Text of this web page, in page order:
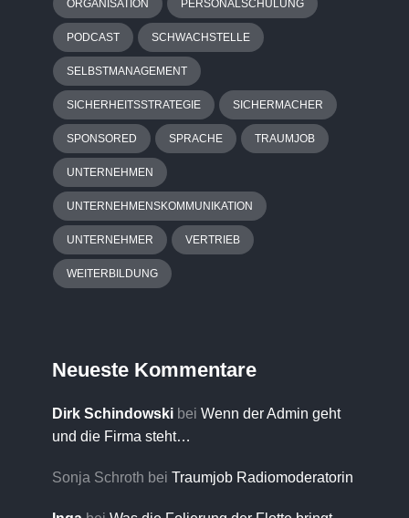
ORGANISATION PERSONALSCHULUNG
PODCAST SCHWACHSTELLE
SELBSTMANAGEMENT
SICHERHEITSSTRATEGIE SICHERMACHER
SPONSORED SPRACHE TRAUMJOB
UNTERNEHMEN
UNTERNEHMENSKOMMUNIKATION
UNTERNEHMER VERTRIEB
WEITERBILDUNG
Neueste Kommentare
Dirk Schindowski bei Wenn der Admin geht
und die Firma steht…
Sonja Schroth bei Traumjob Radiomoderatorin